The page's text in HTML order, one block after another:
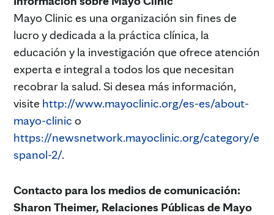
Mayo Clinic es una organización sin fines de
lucro y dedicada a la práctica clínica, la
educación y la investigación que ofrece atención
experta e integral a todos los que necesitan
recobrar la salud. Si desea más información,
visite http://www.mayoclinic.org/es-es/about-
mayo-clinic o
https://newsnetwork.mayoclinic.org/category/e
spanol-2/.
Contacto para los medios de comunicación:
Sharon Theimer, Relaciones Públicas de Mayo